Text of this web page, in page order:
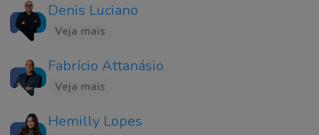
Denis Luciano
Veja mais
Fabrício Attanásio
Veja mais
Hemilly Lopes